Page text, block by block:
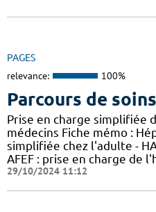
PAGES
relevance: 100%
Parcours de soins
Prise en charge simplifiée
médecins Fiche mémo :
simplifiée chez l'adulte -
AFEF : prise en charge de
29/10/2024 11:12